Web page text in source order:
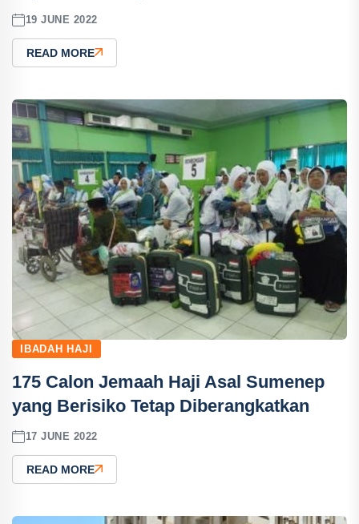
19 JUNE 2022
READ MORE
IBADAH HAJI
175 Calon Jemaah Haji Asal Sumenep
yang Berisiko Tetap Diberangkatkan
17 JUNE 2022
READ MORE